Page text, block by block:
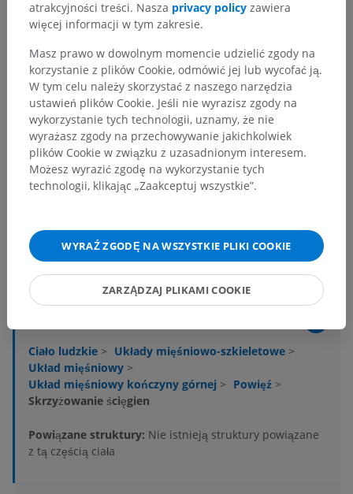
Hierarchia anatomiczna
Ciało ludzkie > Układy mięśniowo-szkieletowe >
Układ mięśniowy >
Układ mięśniowy kończyny górnej > Powięź >
Skrzyżowanie ścięgien
Powiązane struktury: Nie istnieją struktury powiązane
z tą częścią ciała
atrakcyjności treści. Nasza privacy policy zawiera
więcej informacji w tym zakresie.
Masz prawo w dowolnym momencie udzielić zgody na
korzystanie z plików Cookie, odmówić jej lub wycofać ją.
W tym celu należy skorzystać z naszego narzędzia
ustawień plików Cookie. Jeśli nie wyrazisz zgody na
wykorzystanie tych technologii, uznamy, że nie
wyrażasz zgody na przechowywanie jakichkolwiek
plików Cookie w związku z uzasadnionym interesem.
Możesz wyrazić zgodę na wykorzystanie tych
technologii, klikając „Zaakceptuj wszystkie”.
WYRAŹ ZGODĘ NA WSZYSTKIE PLIKI COOKIE
ZARZĄDZAJ PLIKAMI COOKIE